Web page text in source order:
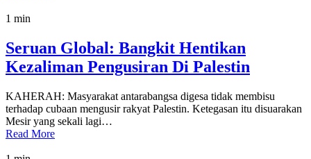
1 min
Seruan Global: Bangkit Hentikan
Kezaliman Pengusiran Di Palestin
KAHERAH: Masyarakat antarabangsa digesa tidak membisu
terhadap cubaan mengusir rakyat Palestin. Ketegasan itu disuarakan
Mesir yang sekali lagi…
Read More